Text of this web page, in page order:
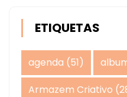
ETIQUETAS
agenda (51)
Armazem Criativo